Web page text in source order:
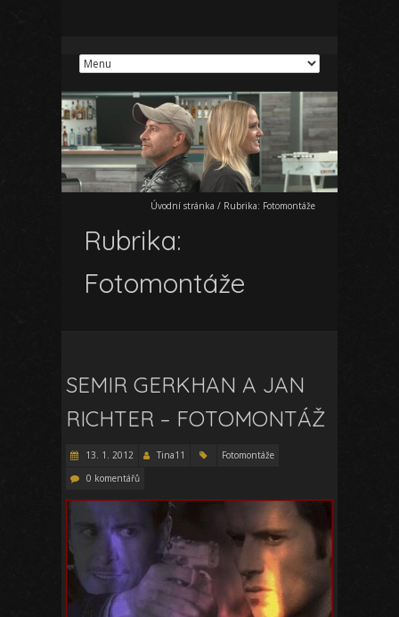
Úvodní stránka / Rubrika: Fotomontáže
Rubrika:
Fotomontáže
SEMIR GERKHAN A JAN
RICHTER – FOTOMONTÁŽ
13. 1. 2012 Tina11
Fotomontáže
0 komentářů